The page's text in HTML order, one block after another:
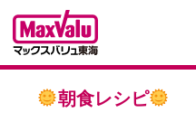
朝食レシピ